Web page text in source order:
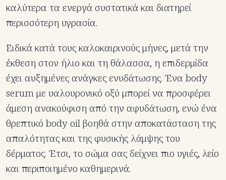
καλύτερα τα ενεργά συστατικά και διατηρεί
περισσότερη υγρασία.
Ειδικά κατά τους καλοκαιρινούς μήνες, μετά την
έκθεση στον ήλιο και τη θάλασσα, η επιδερμίδα
έχει αυξημένες ανάγκες ενυδάτωσης. Ένα body
serum με υαλουρονικό οξύ μπορεί να προσφέρει
άμεση ανακούφιση από την αφυδάτωση, ενώ ένα
θρεπτικό body oil βοηθά στην αποκατάσταση της
απαλότητας και της φυσικής λάμψης του
δέρματος. Έτσι, το σώμα σας δείχνει πιο υγιές, λείο
και περιποιημένο καθημερινά.